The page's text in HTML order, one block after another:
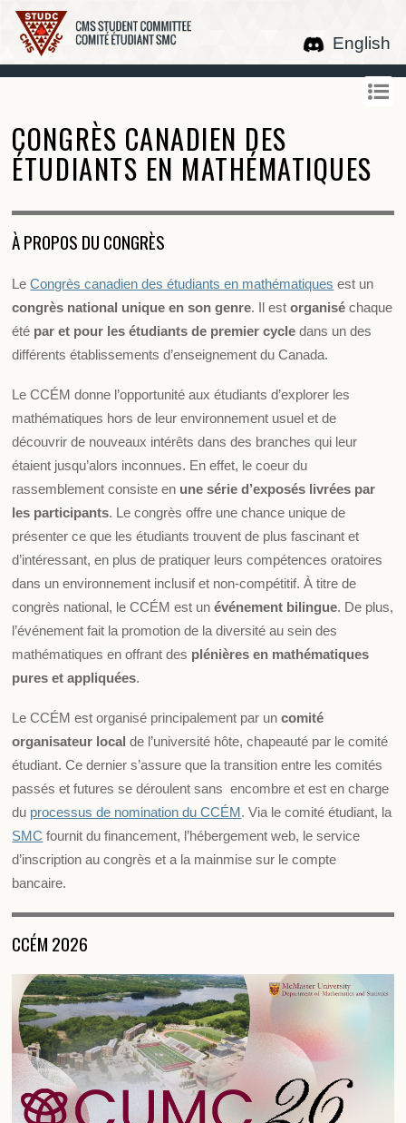
English
CONGRÈS CANADIEN DES
ÉTUDIANTS EN MATHÉMATIQUES
À PROPOS DU CONGRÈS
LeCongrès canadien des étudiants en mathématiques est un
congrès national unique en son genre. Il estorganiséchaque
été par et pour les étudiants de premier cycle dans un des
différents établissements d’enseignement du Canada.
Le CCÉM donne l’opportunité aux étudiants d’explorer les
mathématiques hors de leur environnement usuel et de
découvrir de nouveaux intérêts dans des branches qui leur
étaient jusqu’alors inconnues. En effet, le coeur du
rassemblement consiste en une série d’exposés livrées par
les participants. Le congrès offre une chance unique de
présenter ce que les étudiants trouvent de plus fascinant et
d’intéressant, en plus de pratiquer leurs compétences oratoires
dans un environnement inclusif et non-compétitif. À titre de
congrès national, le CCÉM est unévénement bilingue. De plus,
l’événement fait la promotion de la diversité au sein des
mathématiques en offrant des plénières en mathématiques
pures et appliquées.
Le CCÉM est organisé principalement par uncomité
organisateur local de l’université hôte, chapeauté par le comité
étudiant. Ce dernier s’assure que la transition entre les comités
passés et futures se déroulent sans encombre et est en charge
du processus de nomination du CCÉM. Via le comité étudiant, la
SMC fournit du financement, l’hébergement web, le service
d’inscription au congrès et a la mainmise sur le compte
bancaire.
CCÉM 2026